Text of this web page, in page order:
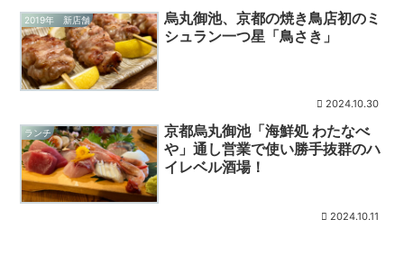
2019年 新店舗
烏丸御池、京都の焼き鳥店初のミ
シュラン一つ星「鳥さき」
2024.10.30
ランチ
京都烏丸御池「海鮮処 わたなべ
や」通し営業で使い勝手抜群のハ
イレベル酒場！
2024.10.11